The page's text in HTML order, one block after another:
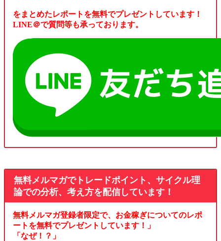
をまとめたレポートを無料でプレゼントしています！
LINE＠で質問等も承っております。
無料メルマガでトレードポイント、サイクル理
論での分析、考え方を配信しています！
無料メルマガ登録者限定で、お金稼ぎについてのレポ
ートを無料でプレゼントしています！」
「なぜ！？」